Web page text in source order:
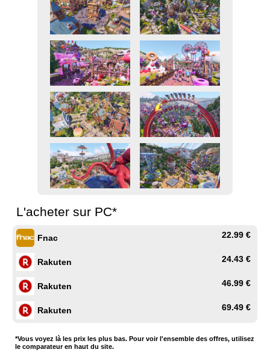
L'acheter sur PC*
Fnac 22.99 €
Rakuten 24.43 €
Rakuten 46.99 €
Rakuten 69.49 €
*Vous voyez là les prix les plus bas. Pour voir l'ensemble des offres, utilisez
le comparateur en haut du site.